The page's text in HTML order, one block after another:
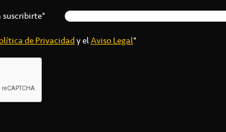
suscribirte*
de Privacidady elAviso Legal*